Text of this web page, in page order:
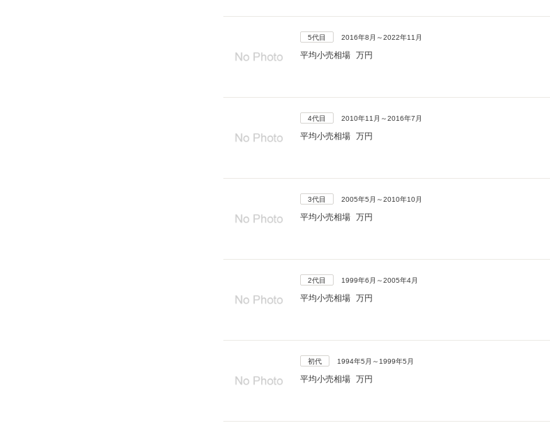
5代目 2016年8月～2022年11月
平均小売相場 万円
4代目 2010年11月～2016年7月
平均小売相場 万円
3代目 2005年5月～2010年10月
平均小売相場 万円
2代目 1999年6月～2005年4月
平均小売相場 万円
初代 1994年5月～1999年5月
平均小売相場 万円